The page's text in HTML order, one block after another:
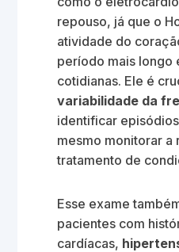
repouso, já que o
atividade do
período mais longo
cotidianas. Ele é
variabilidade da
identificar
mesmo monitorar a
tratamento de
Esse exame
pacientes com
cardíacas,